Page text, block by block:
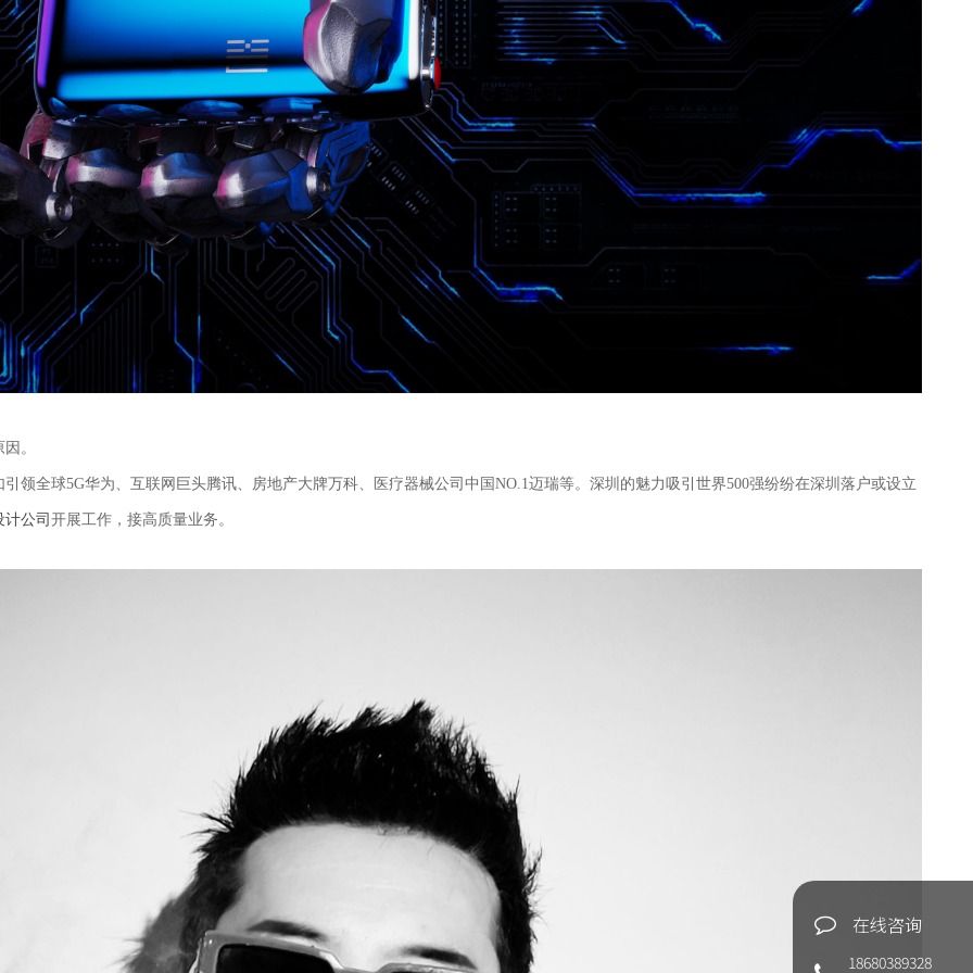
。
引领全球5G华为、互联网巨头腾讯、房地产大牌万科、医疗器械公司中国NO.1迈瑞等。 深圳的魅力吸引世界500强纷纷在深圳落户或设立
计公司 开展工作，接高质量业务。
在线咨询
18680389328